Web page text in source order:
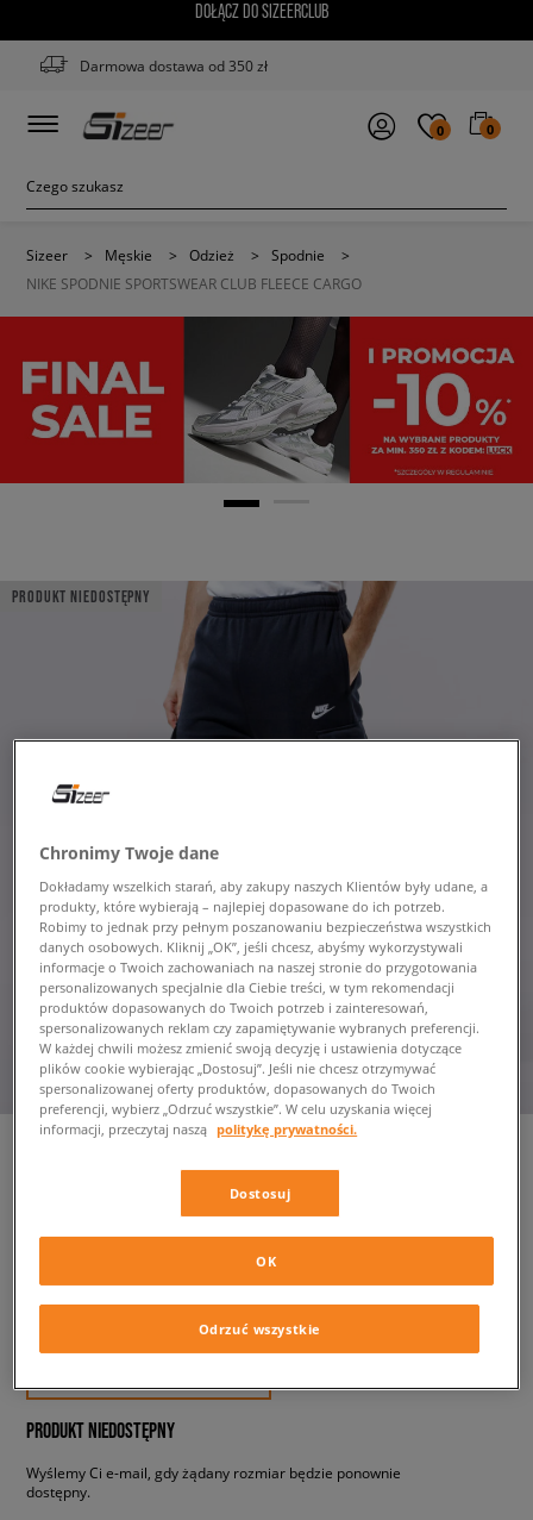
DOŁĄCZ DO SIZEERCLUB
Darmowa dostawa od 350 zł
0 0
Sizeer > Męskie > Odzież > Spodnie
>
NIKE SPODNIE SPORTSWEAR CLUB FLEECE CARGO
PRODUKT NIEDOSTĘPNY
NIKE SPODNIE SPORTSWEAR
PRODUKT NIEDOSTĘPNY
Wyślemy Ci e-mail, gdy żądany rozmiar będzie ponownie
dostępny.
Chronimy Twoje dane
Dokładamy wszelkich starań, aby zakupy naszych Klientów były udane, a
produkty, które wybierają – najlepiej dopasowane do ich potrzeb.
Robimy to jednak przy pełnym poszanowaniu bezpieczeństwa wszystkich
danych osobowych. Kliknij „OK”, jeśli chcesz, abyśmy wykorzystywali
informacje o Twoich zachowaniach na naszej stronie do przygotowania
personalizowanych specjalnie dla Ciebie treści, w tym rekomendacji
produktów dopasowanych do Twoich potrzeb i zainteresowań,
spersonalizowanych reklam czy zapamiętywanie wybranych preferencji.
W każdej chwili możesz zmienić swoją decyzję i ustawienia dotyczące
plików cookie wybierając „Dostosuj”. Jeśli nie chcesz otrzymywać
spersonalizowanej oferty produktów, dopasowanych do Twoich
preferencji, wybierz „Odrzuć wszystkie”. W celu uzyskania więcej
informacji, przeczytaj naszą politykę prywatności.
Dostosuj
Odrzuć wszystkie
OK